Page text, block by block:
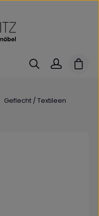
Geflecht / Textileen